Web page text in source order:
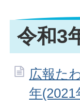
令和3
広報た
年(2021